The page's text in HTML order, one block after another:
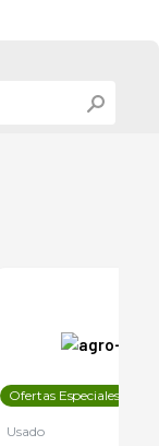
Ofertas Especiales
Usado